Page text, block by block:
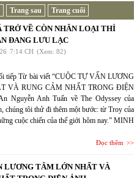
Trang sau Trang cuối
TRỞ VỀ CÒN NHÂN LOẠI THÌ
ĐANG LƯU LẠC
7:14 CH (Xem: 82)
tiếp Từ bài viết “CUỘC TỰ VẤN LƯƠNG
VÀ RUNG CẢM NHẤT TRONG ĐIỆN
Nguyễn Anh Tuấn về The Odyssey của
chúng tôi thử đi thêm một bước: từ Troy của
cuộc chiến của thế giới hôm nay.” MINH
Đọc thêm
LƯƠNG TÂM LỚN NHẤT VÀ